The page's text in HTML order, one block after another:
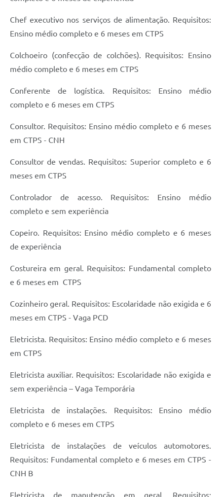
Chef executivo nos serviços de alimentação. Requisitos:
Ensino médio completo e 6 meses em CTPS
Colchoeiro (confecção de colchões). Requisitos: Ensino
médio completo e 6 meses em CTPS
Conferente de logística. Requisitos: Ensino médio
completo e 6 meses em CTPS
Consultor. Requisitos: Ensino médio completo e 6 meses
em CTPS - CNH
Consultor de vendas. Requisitos: Superior completo e 6
meses em CTPS
Controlador de acesso. Requisitos: Ensino médio
completo e sem experiência
Copeiro. Requisitos: Ensino médio completo e 6 meses
de experiência
Costureira em geral. Requisitos: Fundamental completo
e 6 meses em CTPS
Cozinheiro geral. Requisitos: Escolaridade não exigida e 6
meses em CTPS - Vaga PCD
Eletricista. Requisitos: Ensino médio completo e 6 meses
em CTPS
Eletricista auxiliar. Requisitos: Escolaridade não exigida e
sem experiência – Vaga Temporária
Eletricista de instalações. Requisitos: Ensino médio
completo e 6 meses em CTPS
Eletricista de instalações de veículos automotores.
Requisitos: Fundamental completo e 6 meses em CTPS -
CNH B
Eletricista de manutenção em geral. Requisitos: